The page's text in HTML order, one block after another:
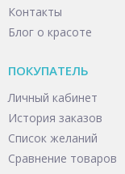
Контакты
Блог о красоте
ПОКУПАТЕЛЬ
Личный кабинет
История заказов
Список желаний
Сравнение товаров